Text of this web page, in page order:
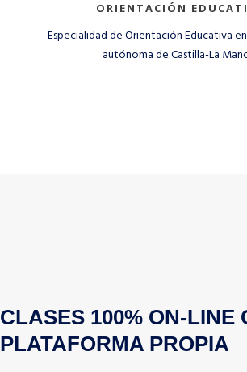
ORIENTACIÓN
Especialidad de Orientación Educativa
autónoma de Castilla-La
CLASES 100% ON-LINE
PLATAFORMA PROPIA